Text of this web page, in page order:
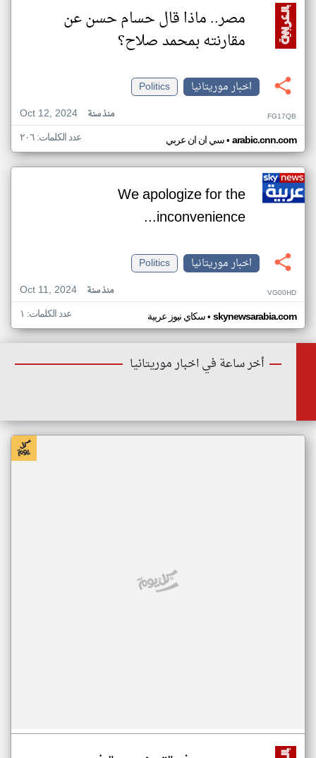
مصر.. ماذا قال حسام حسن عن
مقارنته بمحمد صلاح؟
اخبار موريتانيا
Politics
Oct 12, 2024
منذ سنة FG17QB
سي ان ان عربي• arabic.cnn.com عدد الكلمات: ٢٠٦
We apologize for the
inconvenience...
اخبار موريتانيا
Politics
Oct 11, 2024
منذ سنة VG00HD
سكاي نيوز عربية• skynewsarabia.com عدد الكلمات: ١
أخر ساعة في اخبار موريتانيا